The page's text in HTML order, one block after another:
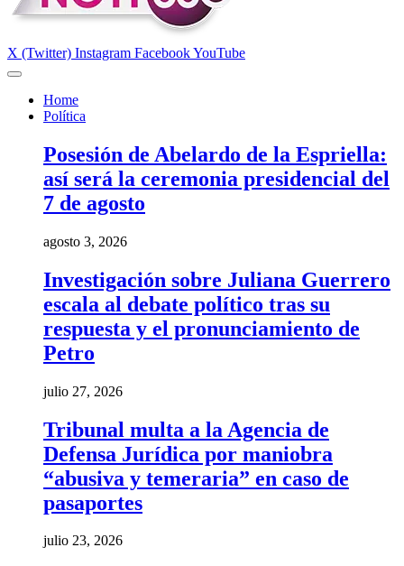
X (Twitter) Instagram FacebookYouTube
Home
Política
Posesión de Abelardo de la Espriella:
así será la ceremonia presidencial del
7 de agosto
agosto 3, 2026
Investigación sobre Juliana Guerrero
escala al debate político tras su
respuesta y el pronunciamiento de
Petro
julio 27, 2026
Tribunal multa a la Agencia de
Defensa Jurídica por maniobra
“abusiva y temeraria” en caso de
pasaportes
julio 23, 2026